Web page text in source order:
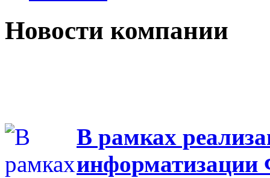
Новости компании
В рамках
информатизации